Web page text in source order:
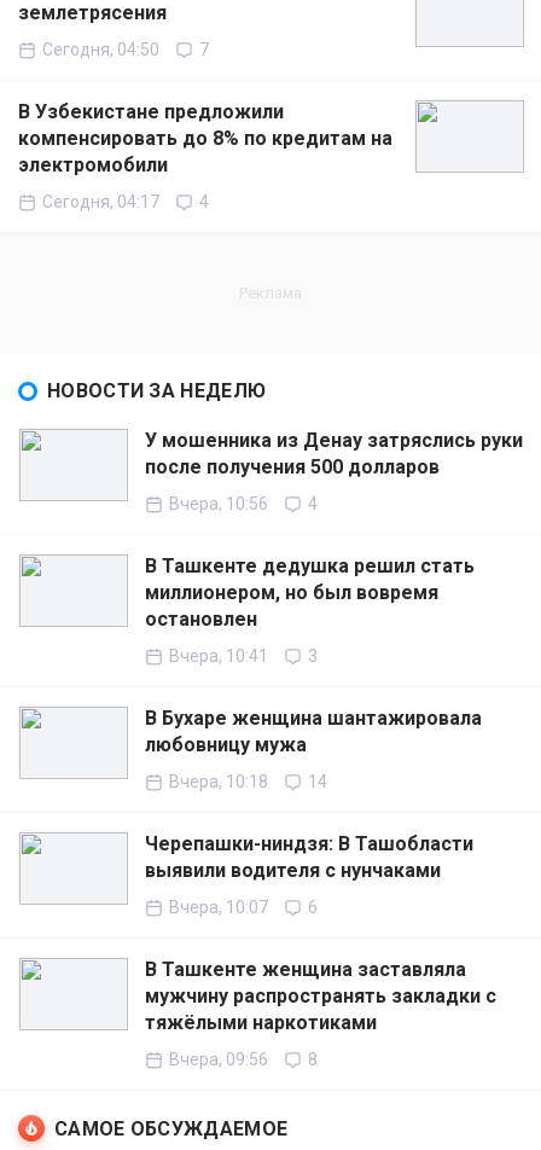
землетрясения
Сегодня, 04:50 7
В Узбекистане предложили
компенсировать до 8% по кредитам на
электромобили
Сегодня, 04:17 4
НОВОСТИ ЗА НЕДЕЛЮ
У мошенника из Денау затряслись руки
после получения 500 долларов
Вчера, 10:56 4
В Ташкенте дедушка решил стать
миллионером, но был вовремя
остановлен
Вчера, 10:41 3
В Бухаре женщина шантажировала
любовницу мужа
Вчера, 10:18 14
Черепашки-ниндзя: В Ташобласти
выявили водителя с нунчаками
Вчера, 10:07 6
В Ташкенте женщина заставляла
мужчину распространять закладки с
тяжёлыми наркотиками
Вчера, 09:56 8
САМОЕ ОБСУЖДАЕМОЕ